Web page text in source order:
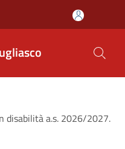
disabilità a.s. 2026/2027.